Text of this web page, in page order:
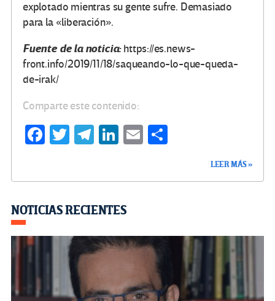
explotado mientras su gente sufre. Demasiado
para la «liberación».
Fuente de la noticia:https://es.news-
front.info/2019/11/18/saqueando-lo-que-queda-
de-irak/
Comparte este contenido:
Fa
o
k
T
Te
m
Li
n
E
tir
LEER MÁS »
NOTICIAS RECIENTES